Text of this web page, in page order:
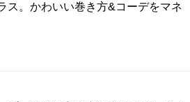
ス。かわいい巻き方&コーデをマネ